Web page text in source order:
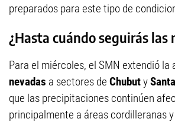
preparados para este tipo de
¿Hasta cuándo seguirás las
Para el miércoles, el SMN extendió
nevadas a sectores de Chubuty
que las precipitaciones continúen
principalmente a áreas cordilleranas